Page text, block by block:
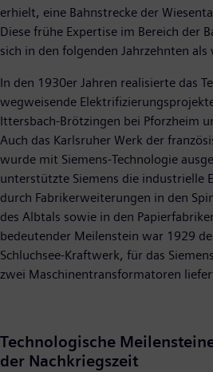
erhielt, eine Bahnstrecke der
Diese frühe Expertise im Bereich der
sich in den folgenden Jahrzehnten
In den 1930er Jahren realisierte das
wegweisende
Ittersbach-Brötzingen bei Pforzheim
Auch das Karlsruher Werk der
wurde mit Siemens-Technologie
unterstützte Siemens die industrielle
durch Fabrikerweiterungen in den
des Albtals sowie in den
bedeutender Meilenstein war 1929
Schluchsee-Kraftwerk, für das
zwei Maschinentransformatoren
Technologische
der Nachkriegszeit